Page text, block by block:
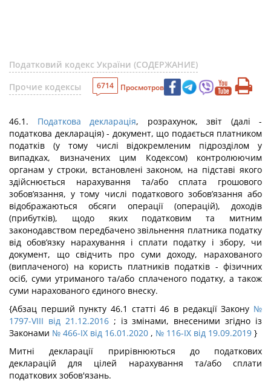
Податковий кодекс України (СОДЕРЖАНИЕ)
Прочие кодексы
6714 Просмотров
46.1. Податкова декларація, розрахунок, звіт (далі -
податкова декларація) - документ, що подається платником
податків (у тому числі відокремленим підрозділом у
випадках, визначених цим Кодексом) контролюючим
органам у строки, встановлені законом, на підставі якого
здійснюється нарахування та/або сплата грошового
зобов’язання, у тому числі податкового зобов’язання або
відображаються обсяги операції (операцій), доходів
(прибутків), щодо яких податковим та митним
законодавством передбачено звільнення платника податку
від обов’язку нарахування і сплати податку і збору, чи
документ, що свідчить про суми доходу, нарахованого
(виплаченого) на користь платників податків - фізичних
осіб, суми утриманого та/або сплаченого податку, а також
суми нарахованого єдиного внеску.
{Абзац перший пункту 46.1 статті 46 в редакції Закону №
1797-VIII від 21.12.2016; із змінами, внесеними згідно із
Законами № 466-IX від 16.01.2020 , № 116-IX від 19.09.2019 }
Митні декларації прирівнюються до податкових
декларацій для цілей нарахування та/або сплати
податкових зобов'язань.